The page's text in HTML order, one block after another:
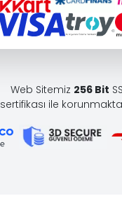
Web Sitemiz 256 Bit
sertifikası ile